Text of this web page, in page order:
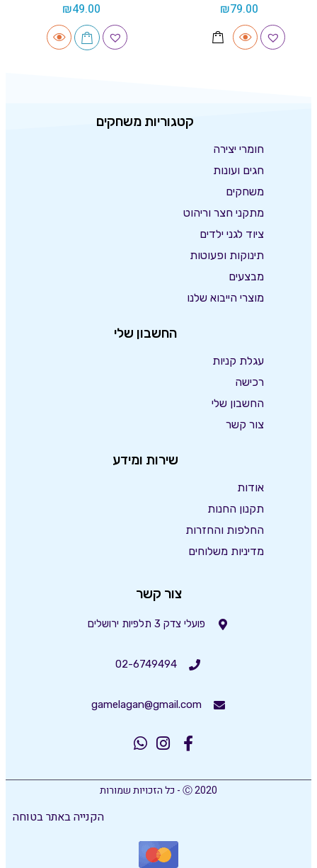
₪79.00
₪49.00
קטגוריות משחקים
חומרי יצירה
חגים ועונות
משחקים
מתקני חצר וריהוט
ציוד לגני ילדים
תינוקות ופעוטות
מבצעים
מוצרי הייבוא שלנו
החשבון שלי
עגלת קניות
רכישה
החשבון שלי
צור קשר
שירות ומידע
אודות
תקנון החנות
החלפות והחזרות
מדיניות משלוחים
צור קשר
פועלי צדק 3 תלפיות ירושלים
02-6749494
gamelagan@gmail.com
Ⓒ 2020 - כל הזכויות שמורות
הקנייה באתר בטוחה